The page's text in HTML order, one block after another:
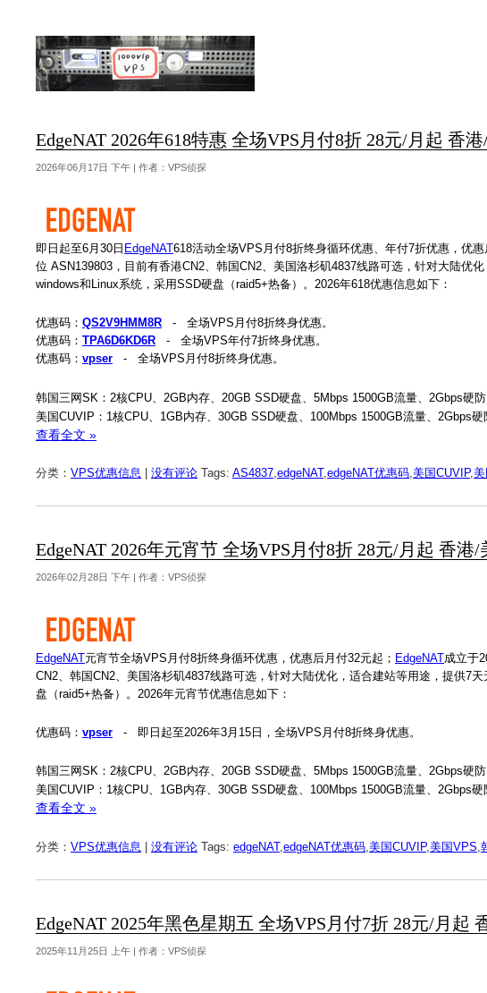
EdgeNAT 2026年618特惠 全场VPS月付8折 28元/月起 香
2026年06月17日 下午 | 作者：VPS侦探
即日起至6月30日 EdgeNAT618活动全场VPS月付8折终身循环优惠、年付7折优惠，优惠
位 ASN139803，目前有香港CN2、韩国CN2、美国洛杉矶4837线路可选，针对大陆优
windows和Linux系统，采用SSD硬盘（raid5+热备）。2026年618优惠信息如下：
优惠码： QS2V9HMM8R - 全场VPS月付8折终身优惠。
优惠码： TPA6D6KD6R - 全场VPS年付7折终身优惠。
优惠码： vpser - 全场VPS月付8折终身优惠。
韩国三网SK：2核CPU、2GB内存、20GB SSD硬盘、5Mbps 1500GB流量、2Gbps硬
美国CUVIP：1核CPU、1GB内存、30GB SSD硬盘、100Mbps 1500GB流量、2Gbps
查看全文 »
分类： VPS优惠信息 没有评论 Tags: AS4837 edgeNAT, edgeNAT优惠码 美国CUVIP,
EdgeNAT 2026年元宵节 全场VPS月付8折 28元/月起 香港
2026年02月28日 下午 | 作者：VPS侦探
EdgeNAT元宵节全场VPS月付8折终身循环优惠，优惠后月付32元起； EdgeNAT成立于
CN2、韩国CN2、美国洛杉矶4837线路可选，针对大陆优化，适合建站等用途，提供7
盘（raid5+热备）。2026年元宵节优惠信息如下：
优惠码： vpser - 即日起至2026年3月15日，全场VPS月付8折终身优惠。
韩国三网SK：2核CPU、2GB内存、20GB SSD硬盘、5Mbps 1500GB流量、2Gbps硬
美国CUVIP：1核CPU、1GB内存、30GB SSD硬盘、100Mbps 1500GB流量、2Gbps
查看全文 »
分类： VPS优惠信息 没有评论 Tags: edgeNAT, edgeNAT优惠码 美国CUVIP, 美国VPS
EdgeNAT 2025年黑色星期五 全场VPS月付7折 28元/月起
2025年11月25日 上午 | 作者：VPS侦探